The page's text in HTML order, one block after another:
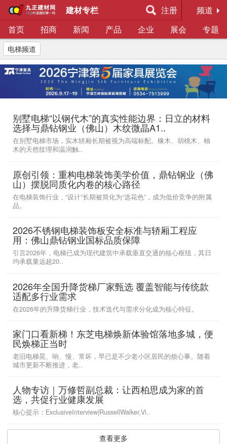
建材专栏 注册
频道
首页
招商 新闻 产品 企业 展会 专题
电梯频道
别墅电梯“以钢代木”的真实性能边界：日立的材料
选择与鼎钻钢业（佛山）木纹微晶A1..
在别墅电梯市场，实木轿厢长期被视为高端标配。橡木、胡桃木、柚
木的天然纹理和温润触..
原创引领：重构电梯装饰美学价值，鼎钻钢业（佛
山）摆脱同质化内卷的核心路径
在电梯装饰行业，“设计”长期被简化为“选花色”，成为低价竞争的附属
品。
2026不锈钢电梯装饰板安全标准与轿厢工程应
用：佛山鼎钻钢业国标品质保障
引言2026年，电梯已成为现代建筑中承载垂直交通的核心枢纽，其日
均承载量远超20..
2026年全国升降货梯厂家甄选 覆盖智能与传统款
适配多行业需求
在2026年的升降货梯行业，技术迭代与需求分化成为核心特征。
家门口看新梯！东芝电梯焕新体验馆落地多城，便
民焕梯正当时
老旧电梯晃、响、慢、常坏，早已是不少老小区居民的烦心事。随着
城市更新不断推进，老..
人物专访｜万修哲副总裁：让西柏思成为家的首
选，共促行业健康发展
核心提示：ExclusiveInterview|RussellWalker,Vi..
查看更多